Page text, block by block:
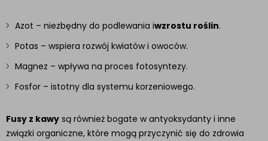
Azot – niezbędny do podlewania iwzrostu roślin.
Potas – wspiera rozwój kwiatów i owoców.
Magnez – wpływa na proces fotosyntezy.
Fosfor – istotny dla systemu korzeniowego.
Fusy z kawy są również bogate w antyoksydanty i inne
związki organiczne, które mogą przyczynić się do zdrowia